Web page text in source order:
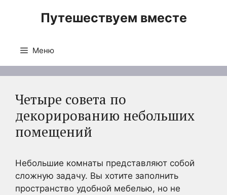
Путешествуем вместе
Меню
Четыре совета по
декорированию небольших
помещений
Небольшие комнаты представляют собой
сложную задачу. Вы хотите заполнить
пространство удобной мебелью, но не